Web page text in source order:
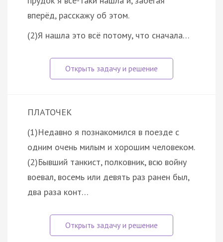
вперёд, расскажу об этом.
(2)Я нашла это всё потому, что сначала…
ПЛАТОЧЕК
(1)Недавно я познакомился в поезде с
одним очень милым и хорошим человеком.
(2)Бывший танкист, полковник, всю войну
воевал, восемь или девять раз ранен был,
два раза конт…